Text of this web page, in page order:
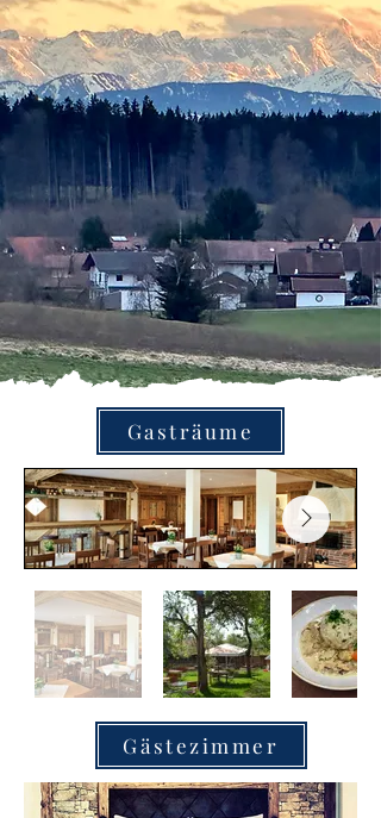
Gasträume
Gästezimmer